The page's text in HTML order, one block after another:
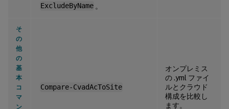
ExcludeByName 。
そ
の
他
の
基
本
コ
マ
ン
Compare-CvadAcToSite
オンプレミス
の .yml ファイ
ルとクラウド
構成を比較し
ます。